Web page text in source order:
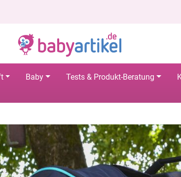
Baby Tests & Produkt-Beratung